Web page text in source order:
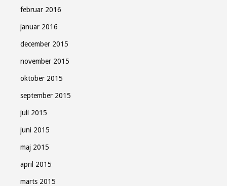
februar 2016
januar 2016
december 2015
november 2015
oktober 2015
september 2015
juli 2015
juni 2015
maj 2015
april 2015
marts 2015